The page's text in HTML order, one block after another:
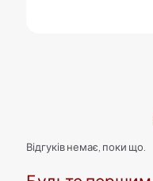
Відгуків немає, поки що.